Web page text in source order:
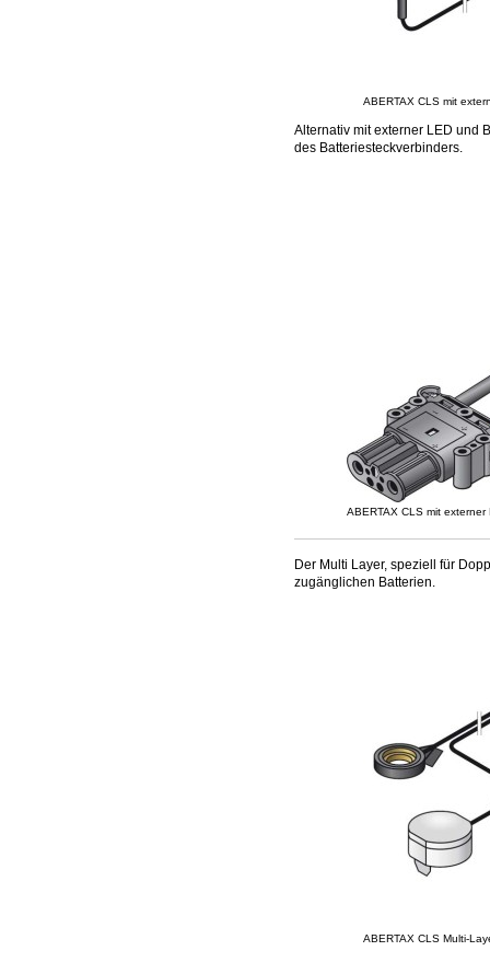
ABERTAX CLS mit
Alternativ mit externer LED und
des Batteriesteckverbinders.
ABERTAX CLS mit
Der Multi Layer, speziell für
zugänglichen Batterien.
ABERTAX CLS Multi-